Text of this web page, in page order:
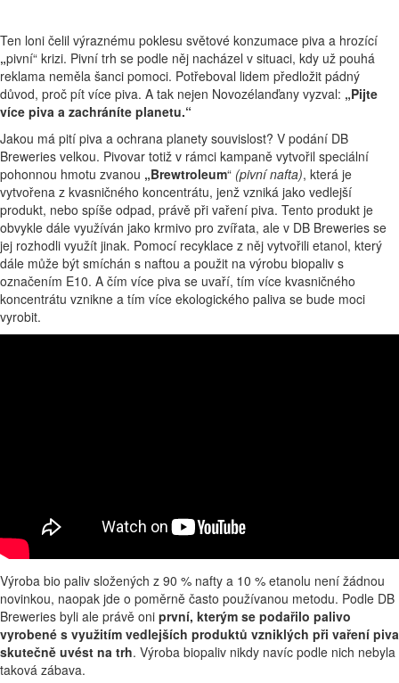
Ten loni čelil výraznému poklesu světové konzumace piva a hrozící
„pivní“ krizi. Pivní trh se podle něj nacházel v situaci, kdy už pouhá
reklama neměla šanci pomoci. Potřeboval lidem předložit pádný
důvod, proč pít více piva. A tak nejen Novozélanďany vyzval: „Pijte
více piva a zachráníte planetu.“
Jakou má pití piva a ochrana planety souvislost? V podání DB
Breweries velkou. Pivovar totiž v rámci kampaně vytvořil speciální
pohonnou hmotu zvanou „Brewtroleum“ (pivní nafta), která je
vytvořena z kvasničného koncentrátu, jenž vzniká jako vedlejší
produkt, nebo spíše odpad, právě při vaření piva. Tento produkt je
obvykle dále využíván jako krmivo pro zvířata, ale v DB Breweries se
jej rozhodli využít jinak. Pomocí recyklace z něj vytvořili etanol, který
dále může být smíchán s naftou a použit na výrobu biopaliv s
označením E10. A čím více piva se uvaří, tím více kvasničného
koncentrátu vznikne a tím více ekologického paliva se bude moci
vyrobit.
Výroba bio paliv složených z 90 % nafty a 10 % etanolu není žádnou
novinkou, naopak jde o poměrně často používanou metodu. Podle DB
Breweries byli ale právě oni první, kterým se podařilo palivo
vyrobené s využitím vedlejších produktů vzniklých při vaření piva
skutečně uvést na trh. Výroba biopaliv nikdy navíc podle nich nebyla
taková zábava.